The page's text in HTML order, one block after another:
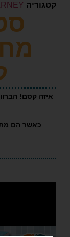
& BARNEY
קסם! הברווזים
הם מתייבשים –